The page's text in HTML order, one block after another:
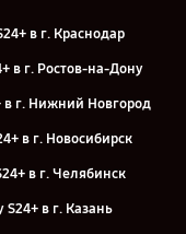
в г. Краснодар
в г. Ростов-на-Дону
в г. Нижний Новгород
в г. Новосибирск
в г. Челябинск
в г. Казань